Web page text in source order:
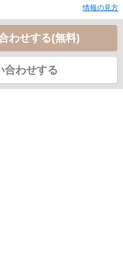
情報の見方
わせする(無料)
合わせする